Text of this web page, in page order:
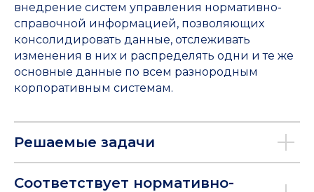
внедрение систем управления нормативно-
справочной информацией, позволяющих
консолидировать данные, отслеживать
изменения в них и распределять одни и те же
основные данные по всем разнородным
корпоративным системам.
Решаемые задачи
Соответствует нормативно-